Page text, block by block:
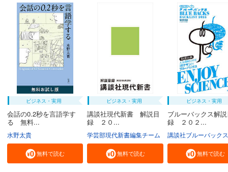
ビジネス・実用
会話の0.2秒を言語学す
る 無料...
水野太貴
無料で読む
ビジネス・実用
講談社現代新書 解説目
録 ２０...
学芸部現代新書編集チーム
無料で読む
ビジネス・実用
ブルーバックス解
録 ２０２...
講談社ブルーバックス
無料で読む